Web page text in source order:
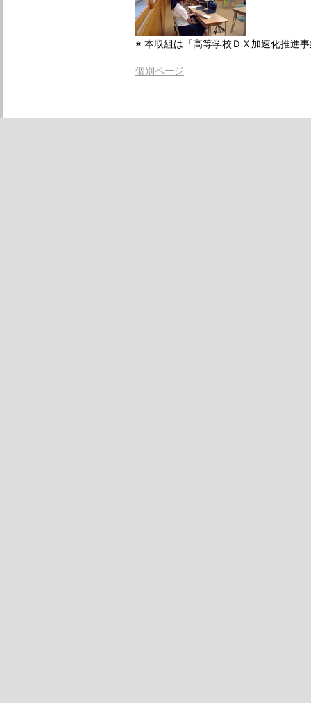
※ 本取組は「高等学校ＤＸ加速化推進
個別ページ